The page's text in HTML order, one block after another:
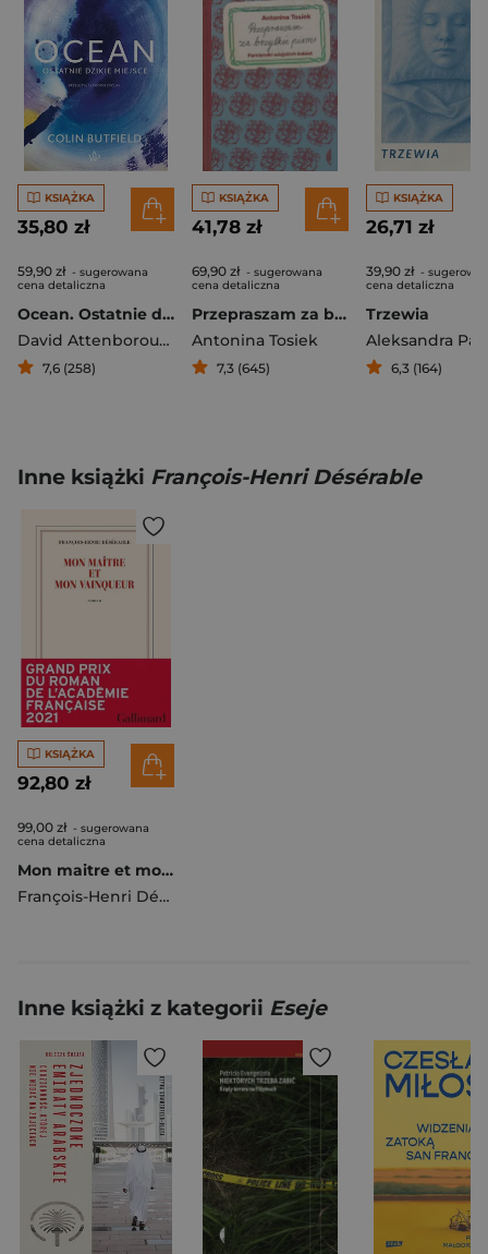
KSIĄŻKA
35,80 zł
59,90 zł - sugerowana
cena detaliczna
Ocean. Ostatnie dzikie miejsce
David Attenborough
Colin Butfield
7,6 (258)
KSIĄŻKA
41,78 zł
69,90 zł - sugerowana
cena detaliczna
Przepraszam za brzydkie pismo Pamiętniki wiejskich kobiet
Antonina Tosiek
7,3 (645)
KSIĄŻKA
26,71 zł
39,90 zł -
cena detaliczna
Trzewia
Aleksandra
6,3 (164)
Inne książki François-Henri Désérable
KSIĄŻKA
92,80 zł
99,00 zł - sugerowana
cena detaliczna
Mon maitre et mon vainqueur
François-Henri Désérable
Inne książki z kategorii Eseje